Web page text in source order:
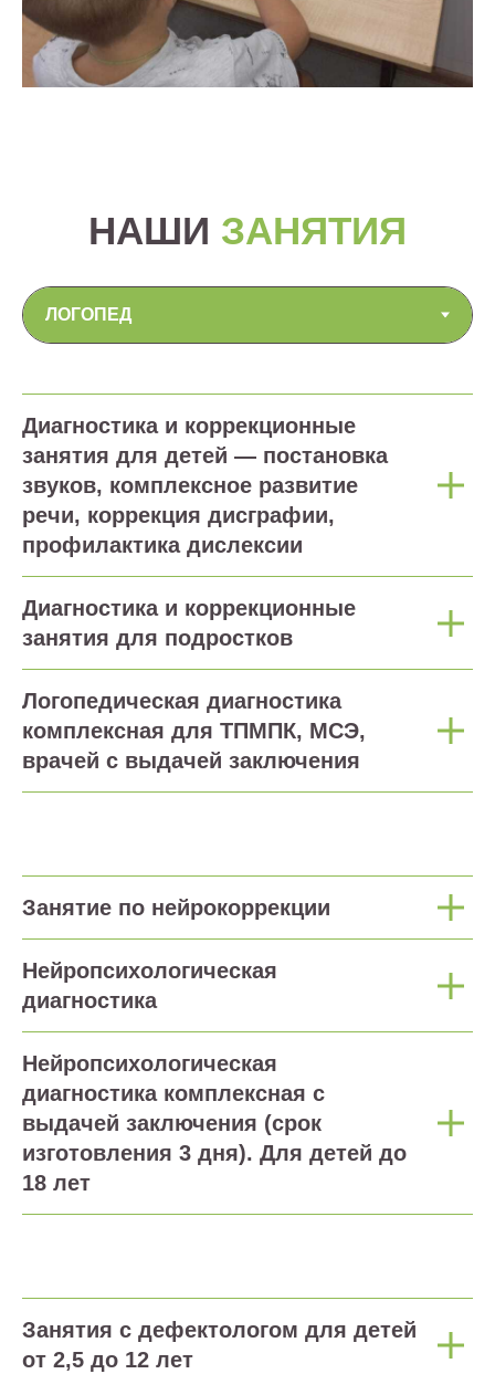
НАШИ ЗАНЯТИЯ
Диагностика и коррекционные
занятия для детей — постановка
звуков, комплексное развитие
речи, коррекция дисграфии,
профилактика дислексии
Диагностика и коррекционные
занятия для подростков
Логопедическая диагностика
комплексная для ТПМПК, МСЭ,
врачей с выдачей заключения
Занятие по нейрокоррекции
Нейропсихологическая
диагностика
Нейропсихологическая
диагностика комплексная с
выдачей заключения (срок
изготовления 3 дня). Для детей до
18 лет
Занятия с дефектологом для детей
от 2,5 до 12 лет